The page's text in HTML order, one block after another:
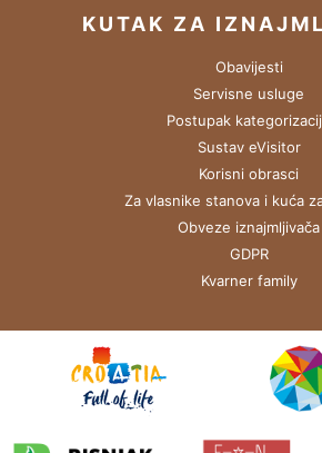
KUTAK ZA
Obavijesti
Servisne usluge
Postupak
Sustav eVisitor
Korisni obrasci
Za vlasnike stanova i kuća
Obveze iznajmljivača
GDPR
Kvarner family